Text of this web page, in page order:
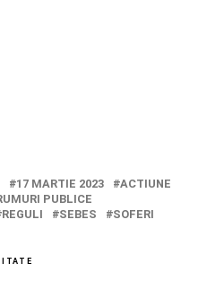
17 MARTIE 2023
ACTIUNE
PUBLICE
REGULI SEBES
SOFERI